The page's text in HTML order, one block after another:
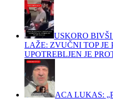
USKORO
LAŽE: ZVUČNI TOP JE
UPOTREBLJEN JE
ACA LUKAS: